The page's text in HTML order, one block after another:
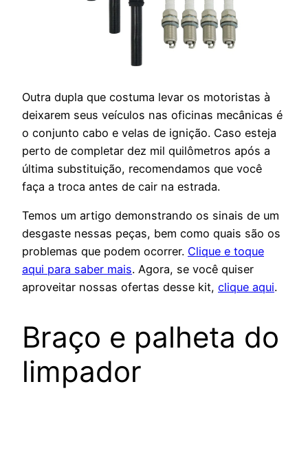
Outra dupla que costuma levar os motoristas à
deixarem seus veículos nas oficinas mecânicas é
o conjunto cabo e velas de ignição. Caso esteja
perto de completar dez mil quilômetros após a
última substituição, recomendamos que você
faça a troca antes de cair na estrada.
Temos um artigo demonstrando os sinais de um
desgaste nessas peças, bem como quais são os
problemas que podem ocorrer. Clique e toque
aqui para saber mais. Agora, se você quiser
aproveitar nossas ofertas desse kit, clique aqui.
Braço e palheta do
limpador